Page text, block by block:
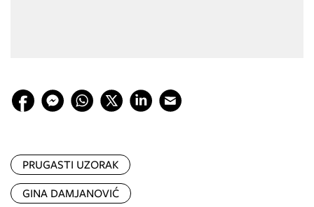
PRUGASTI UZORAK
GINA DAMJANOVIĆ